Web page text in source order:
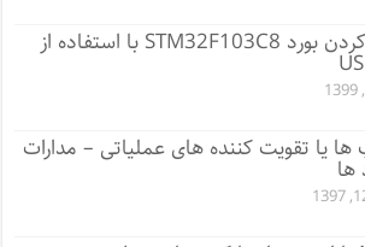
پروگرم کردن بورد STM32F103C8 با استفاده از
یا تقویت کننده های عملیاتی – مدارات
ها